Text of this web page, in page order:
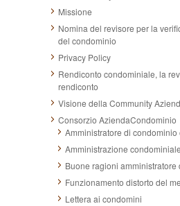
Missione
Nomina del revisore per la
del condominio
Privacy Policy
Rendiconto condominiale, la
rendiconto
Visione della Community
Consorzio AziendaCondominio
Amministratore di condominio
Amministrazione
Buone ragioni amministratore
Funzionamento distorto del
Lettera ai condomini